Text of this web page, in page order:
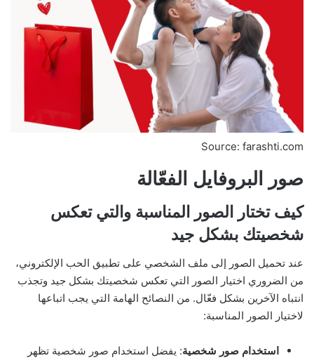
Source: farashti.com
صور البروفايل الفعّالة
كيف تختار الصور المناسبة والتي تعكس
شخصيتك بشكل جيد
عند تحميل الصور إلى ملف الشخصي على تطبيق الحب الإلكتروني،
من الضروري اختيار الصور التي تعكس شخصيتك بشكل جيد وتجذب
انتباه الآخرين بشكل فعّال. من النصائح الهامة التي يجب اتباعها
لاختيار الصور المناسبة:
استخدام صور شخصية: يفضل استخدام صور شخصية تظهر